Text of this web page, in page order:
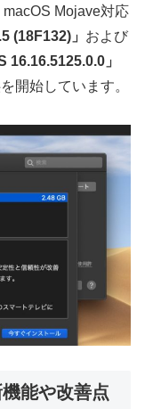
Mojave対応
(18F132)」 および
16.16.5125.0.0」
開始しています。
能や改善点